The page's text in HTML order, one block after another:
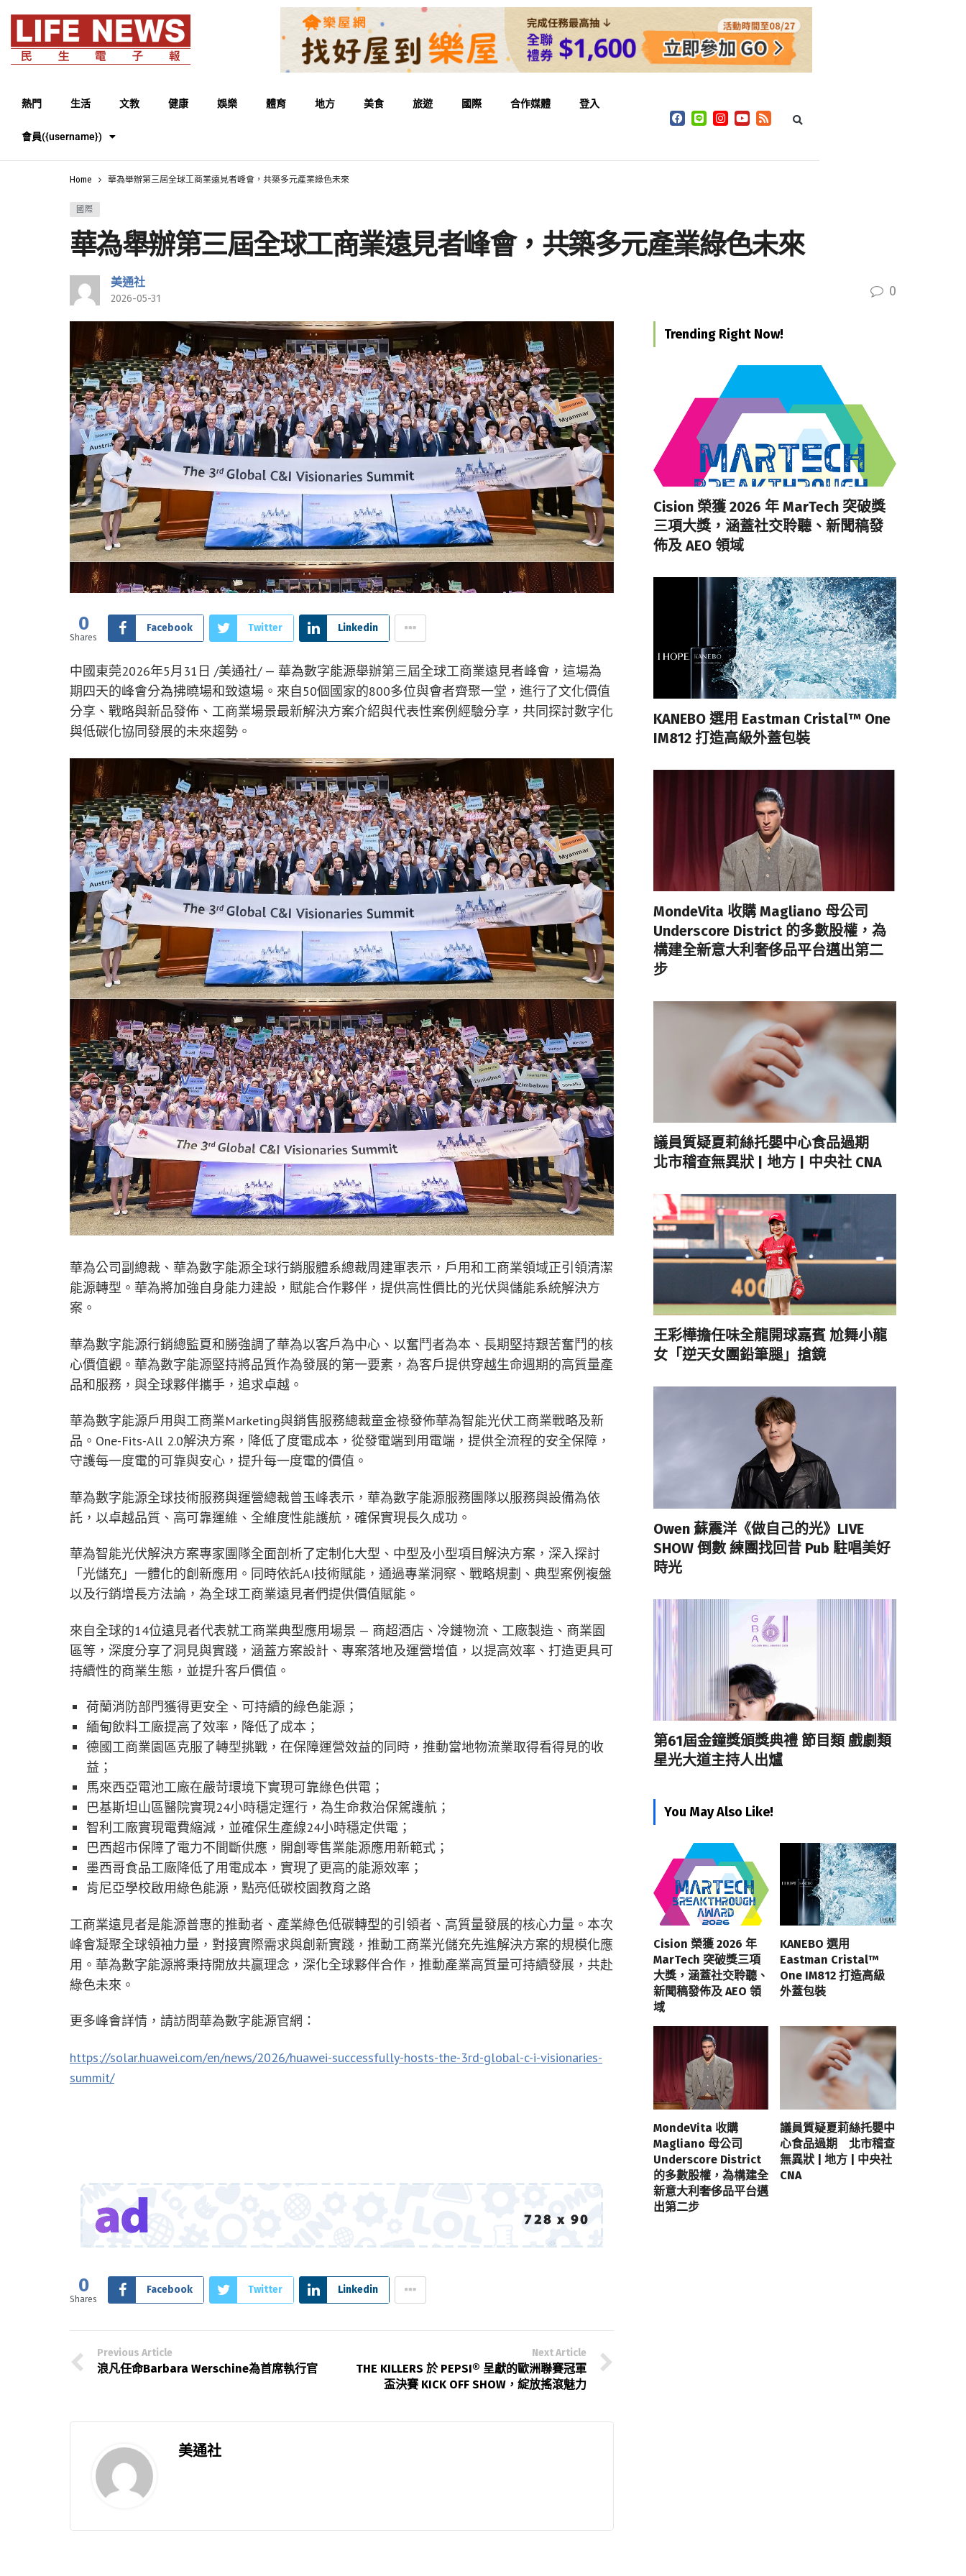
熱門 生活 文教 健康 娛樂 體育 地方 美食 旅遊 國際 合作媒體 登入
會員({username})
Home 華為舉辦第三屆全球工商業遠見者峰會，共築多元產業綠色未來
國際
華為舉辦第三屆全球工商業遠見者峰會，共築多元產業綠色未來
美通社
2026-05-31 0
0
Shares
Facebook Twitter Linkedin
中國東莞2026年5月31日 /美通社/ — 華為數字能源舉辦第三屆全球工商業遠見者峰會，這場為
期四天的峰會分為拂曉場和致遠場。來自50個國家的800多位與會者齊聚一堂，進行了文化價值
分享、戰略與新品發佈、工商業場景最新解決方案介紹與代表性案例經驗分享，共同探討數字化
與低碳化協同發展的未來趨勢。
華為公司副總裁、華為數字能源全球行銷服體系總裁周建軍表示，戶用和工商業領域正引領清潔
能源轉型。華為將加強自身能力建設，賦能合作夥伴，提供高性價比的光伏與儲能系統解決方
案。
華為數字能源行銷總監夏和勝強調了華為以客戶為中心、以奮鬥者為本、長期堅持艱苦奮鬥的核
心價值觀。華為數字能源堅持將品質作為發展的第一要素，為客戶提供穿越生命週期的高質量產
品和服務，與全球夥伴攜手，追求卓越。
華為數字能源戶用與工商業Marketing與銷售服務總裁童金祿發佈華為智能光伏工商業戰略及新
品。One-Fits-All 2.0解決方案，降低了度電成本，從發電端到用電端，提供全流程的安全保障，
守護每一度電的可靠與安心，提升每一度電的價值。
華為數字能源全球技術服務與運營總裁曾玉峰表示，華為數字能源服務團隊以服務與設備為依
託，以卓越品質、高可靠運維、全維度性能護航，確保實現長久成功。
華為智能光伏解決方案專家團隊全面剖析了定制化大型、中型及小型項目解決方案，深入探討
「光儲充」一體化的創新應用。同時依託AI技術賦能，通過專業洞察、戰略規劃、典型案例複盤
以及行銷增長方法論，為全球工商業遠見者們提供價值賦能。
來自全球的14位遠見者代表就工商業典型應用場景 — 商超酒店、冷鏈物流、工廠製造、商業園
區等，深度分享了洞見與實踐，涵蓋方案設計、專案落地及運營增值，以提高效率、打造更具可
持續性的商業生態，並提升客戶價值。
荷蘭消防部門獲得更安全、可持續的綠色能源；
緬甸飲料工廠提高了效率，降低了成本；
德國工商業園區克服了轉型挑戰，在保障運營效益的同時，推動當地物流業取得看得見的收
益；
馬來西亞電池工廠在嚴苛環境下實現可靠綠色供電；
巴基斯坦山區醫院實現24小時穩定運行，為生命救治保駕護航；
智利工廠實現電費縮減，並確保生產線24小時穩定供電；
巴西超市保障了電力不間斷供應，開創零售業能源應用新範式；
墨西哥食品工廠降低了用電成本，實現了更高的能源效率；
肯尼亞學校啟用綠色能源，點亮低碳校園教育之路
工商業遠見者是能源普惠的推動者、產業綠色低碳轉型的引領者、高質量發展的核心力量。本次
峰會凝聚全球領袖力量，對接實際需求與創新實踐，推動工商業光儲充先進解決方案的規模化應
用。華為數字能源將秉持開放共贏理念，深化全球夥伴合作，推動產業高質量可持續發展，共赴
綠色未來。
更多峰會詳情，請訪問華為數字能源官網：
https://solar.huawei.com/en/news/2026/huawei-successfully-hosts-the-3rd-global-c-i-visionaries-
summit/
0
Shares
Facebook Twitter Linkedin
Previous Article
浪凡任命Barbara Werschine為首席執行官
Next Article
THE KILLERS 於 PEPSI® 呈獻的歐洲聯賽冠軍
盃決賽 KICK OFF SHOW，綻放搖滾魅力
美通社
Trending Right Now!
Cision 榮獲 2026 年 MarTech 突破獎
三項大獎，涵蓋社交聆聽、新聞稿發
佈及 AEO 領域
KANEBO 選用 Eastman Cristal™ One
IM812 打造高級外蓋包裝
MondeVita 收購 Magliano 母公司
Underscore District 的多數股權，為
構建全新意大利奢侈品平台邁出第二
步
議員質疑夏莉絲托嬰中心食品過期
北市稽查無異狀 | 地方 | 中央社 CNA
王彩樺擔任味全龍開球嘉賓 尬舞小龍
女「逆天女團鉛筆腿」搶鏡
Owen 蘇震洋《做自己的光》LIVE
SHOW 倒數 練團找回昔 Pub 駐唱美好
時光
第61屆金鐘獎頒獎典禮 節目類 戲劇類
星光大道主持人出爐
You May Also Like!
Cision 榮獲 2026 年
MarTech 突破獎三項
大獎，涵蓋社交聆聽、
新聞稿發佈及 AEO 領
域
KANEBO 選用
Eastman Cristal™
One IM812 打造高級
外蓋包裝
MondeVita 收購
Magliano 母公司
Underscore District
的多數股權，為構建全
新意大利奢侈品平台邁
出第二步
議員質疑夏莉絲托嬰中
心食品過期 北市稽查
無異狀 | 地方 | 中央社
CNA